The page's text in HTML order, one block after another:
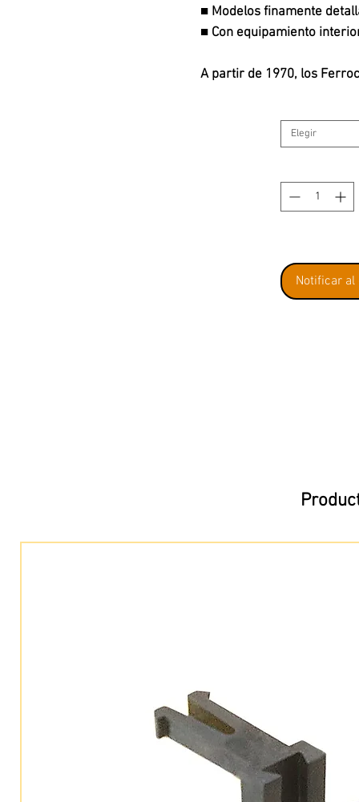
■ Modelos finamente
■ Con equipamiento
A partir de 1970, los
vagones UIC-Y. Se
transporte en trenes
tránsito entre Berlín y
internacionales de larga
Elegir
Notificar